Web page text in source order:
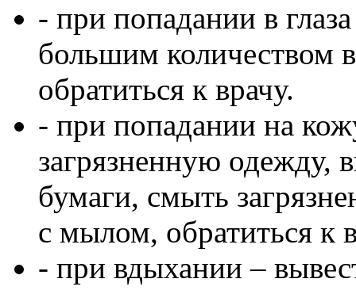
- при попадании в
большим количеством
обратиться к врачу.
- при попадании на
загрязненную одежду,
бумаги, смыть
с мылом, обратиться к
- при вдыхании –